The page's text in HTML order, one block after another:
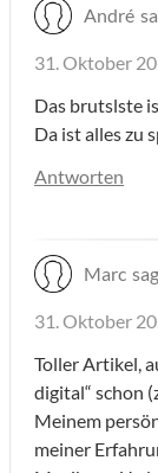
André
31. Oktober
Das brutslste
Da ist alles zu
Antworten
Marc
31. Oktober
Toller Artikel,
digital“ schon
Meinem
meiner